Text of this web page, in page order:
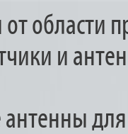
области
и
для